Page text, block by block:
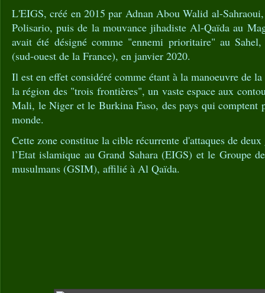
L'EIGS, créé en 2015 par Adnan Abou Walid al-
Polisario, puis de la mouvance jihadiste Al-Qaïda au
avait été désigné comme "ennemi prioritaire" au
(sud-ouest de la France), en janvier 2020.
Il est en effet considéré comme étant à la manoeuvre de
la région des "trois frontières", un vaste espace aux
Mali, le Niger et le Burkina Faso, des pays qui comptent
monde.
Cette zone constitue la cible récurrente d'attaques de
l’Etat islamique au Grand Sahara (EIGS) et le Groupe
musulmans (GSIM), affilié à Al Qaïda.